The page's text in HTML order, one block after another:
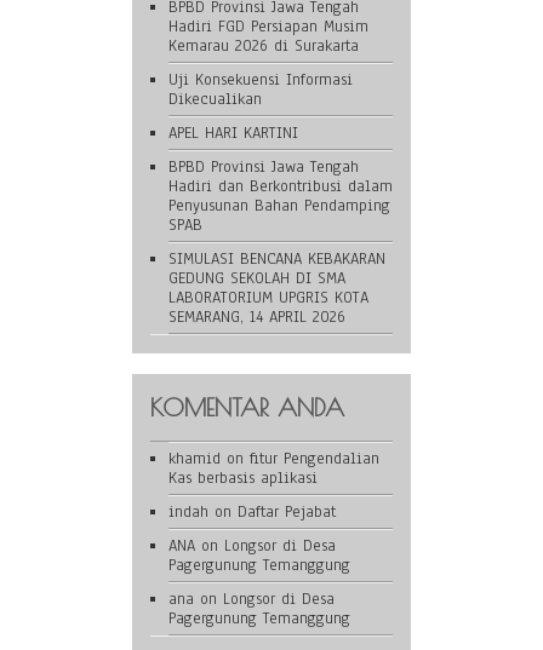
BPBD Provinsi Jawa Tengah
Hadiri FGD Persiapan Musim
Kemarau 2026 di Surakarta
Uji Konsekuensi Informasi
Dikecualikan
APEL HARI KARTINI
BPBD Provinsi Jawa Tengah
Hadiri dan Berkontribusi dalam
Penyusunan Bahan Pendamping
SPAB
SIMULASI BENCANA KEBAKARAN
GEDUNG SEKOLAH DI SMA
LABORATORIUM UPGRIS KOTA
SEMARANG, 14 APRIL 2026
KOMENTAR ANDA
khamid on fitur Pengendalian
Kas berbasis aplikasi
indah on Daftar Pejabat
ANA on Longsor di Desa
Pagergunung Temanggung
ana on Longsor di Desa
Pagergunung Temanggung